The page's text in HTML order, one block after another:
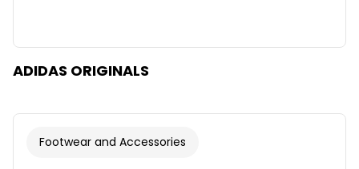
ADIDAS ORIGINALS
Footwear and Accessories